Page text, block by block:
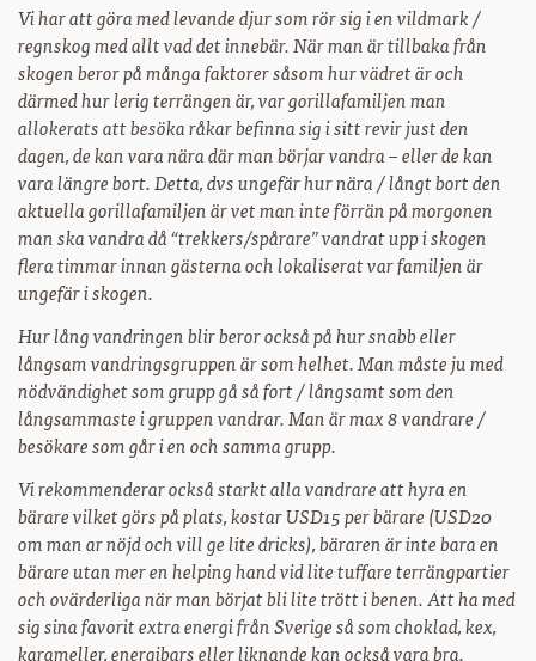
Vi har att göra med levande djur som rör sig i en vildmark /
regnskog med allt vad det innebär. När man är tillbaka från
skogen beror på många faktorer såsom hur vädret är och
därmed hur lerig terrängen är, var gorillafamiljen man
allokerats att besöka råkar befinna sig i sitt revir just den
dagen, de kan vara nära där man börjar vandra – eller de kan
vara längre bort. Detta, dvs ungefär hur nära / långt bort den
aktuella gorillafamiljen är vet man inte förrän på morgonen
man ska vandra då “trekkers/spårare” vandrat upp i skogen
flera timmar innan gästerna och lokaliserat var familjen är
ungefär i skogen.
Hur lång vandringen blir beror också på hur snabb eller
långsam vandringsgruppen är som helhet. Man måste ju med
nödvändighet som grupp gå så fort / långsamt som den
långsammaste i gruppen vandrar. Man är max 8 vandrare /
besökare som går i en och samma grupp.
Vi rekommenderar också starkt alla vandrare att hyra en
bärare vilket görs på plats, kostar USD15 per bärare (USD20
om man ar nöjd och vill ge lite dricks), bäraren är inte bara en
bärare utan mer en helping hand vid lite tuffare terrängpartier
och ovärderliga när man börjat bli lite trött i benen. Att ha med
sig sina favorit extra energi från Sverige så som choklad, kex,
karameller, energibars eller liknande kan också vara bra.